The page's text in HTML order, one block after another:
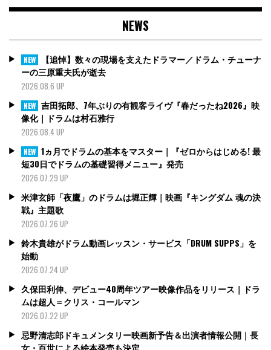
NEWS
NEW
【追悼】数々の現場を支えたドラマー／ドラム・チューナ
ーの三原重夫氏が逝去
2026.08.6 UP
NEW 吉田拓郎、7年ぶりの有観客ライヴ『春だったね2026』映
像化｜ドラムは村石雅行
2026.08.4 UP
NEW 1ヵ月でドラムの基本をマスター｜『ゼロからはじめる! 最
短30日でドラムの基礎習得メニュー』発売
2026.07.29 UP
米津玄師「夜鷹」のドラムは堀正輝｜映画『キングダム 魂の決
戦』主題歌
2026.07.26 UP
鈴木貴雄がドラム動画レッスン・サービス「DRUM SUPPS」を
始動
2026.07.24 UP
久保田利伸、デビュー40周年ツアー映像作品をリリース｜ドラ
ムは超人＝クリス・コールマン
2026.07.22 UP
忌野清志郎ドキュメンタリー映画新予告＆出演者情報公開｜長